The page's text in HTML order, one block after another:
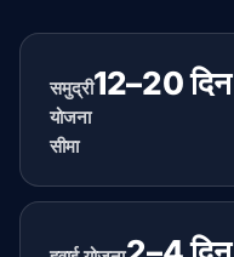
समुद्री
योजना
सीमा
12–20 दिन